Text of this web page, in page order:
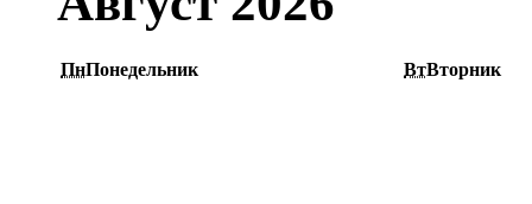
ПнПонедельник ВтВторник